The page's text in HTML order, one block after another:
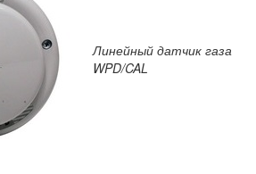
Линейный датчик газа
WPD/CAL